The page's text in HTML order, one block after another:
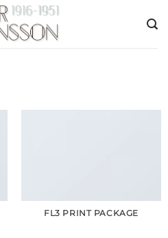
FL3 PRINT PACKAGE